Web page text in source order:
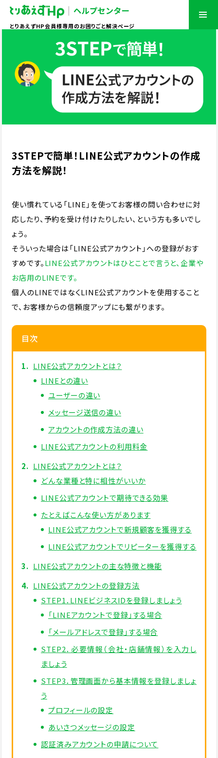
とりあえずHP会員様専用のお困りごと解決ページ
3STEPで簡単！LINE公式アカウントの作成
方法を解説！
使い慣れている「LINE」を使ってお客様の問い合わせに対
応したり、予約を受け付けたりしたい、という方も多いでし
ょう。
そういった場合は「LINE公式アカウント」への登録がおす
すめです。LINE公式アカウントはひとことで言うと、企業や
お店用のLINEです。
個人のLINEではなくLINE公式アカウントを使用すること
で、お客様からの信頼度アップにも繋がります。
目次
LINE公式アカウントとは？
LINEとの違い
ユーザーの違い
メッセージ送信の違い
アカウントの作成方法の違い
LINE公式アカウントの利用料金
LINE公式アカウントとは？
どんな業種と特に相性がいいか
LINE公式アカウントで期待できる効果
たとえばこんな使い方があります
LINE公式アカウントで新規顧客を獲得する
LINE公式アカウントでリピーターを獲得する
LINE公式アカウントの主な特徴と機能
LINE公式アカウントの登録方法
STEP1．LINEビジネスIDを登録しましょう
「LINEアカウントで登録」する場合
「メールアドレスで登録」する場合
STEP2．必要情報（会社・店舗情報）を入力し
ましょう
STEP3．管理画面から基本情報を登録しましょ
う
プロフィールの設定
あいさつメッセージの設定
認証済みアカウントの申請について